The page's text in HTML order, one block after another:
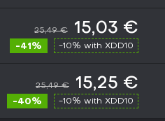
25,49 € 15,03 €
-41% -10% with XDD10
25,49 € 15,25 €
-40% -10% with XDD10